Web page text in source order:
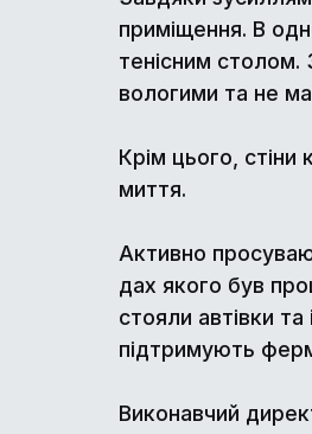
приміщення. В
тенісним столом.
вологими та не
Крім цього,
миття.
Активно
дах якого був
стояли автівки
підтримують
Виконавчий